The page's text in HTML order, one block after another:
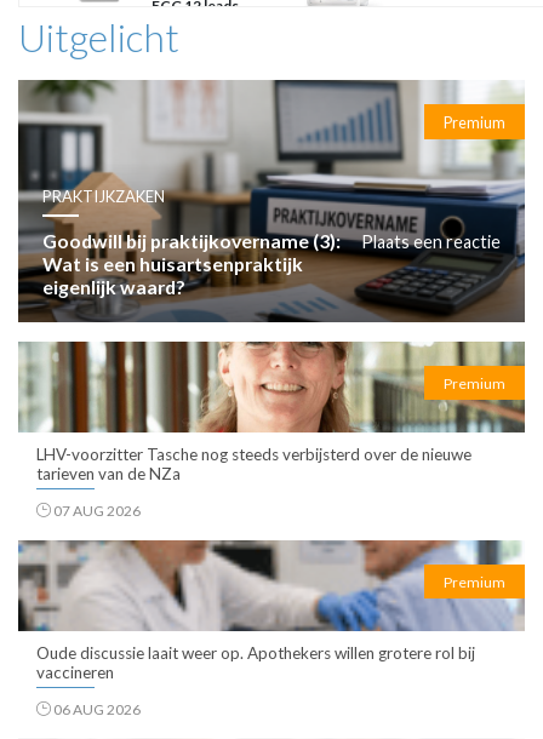
ECG 12 leads
Uitgelicht
Premium
PRAKTIJKZAKEN
Goodwill bij praktijkovername (3):
Wat is een huisartsenpraktijk
eigenlijk waard?
Plaats een reactie
Premium
LHV-voorzitter Tasche nog steeds verbijsterd over de nieuwe
tarieven van de NZa
07 AUG 2026
Premium
Oude discussie laait weer op. Apothekers willen grotere rol bij
vaccineren
06 AUG 2026